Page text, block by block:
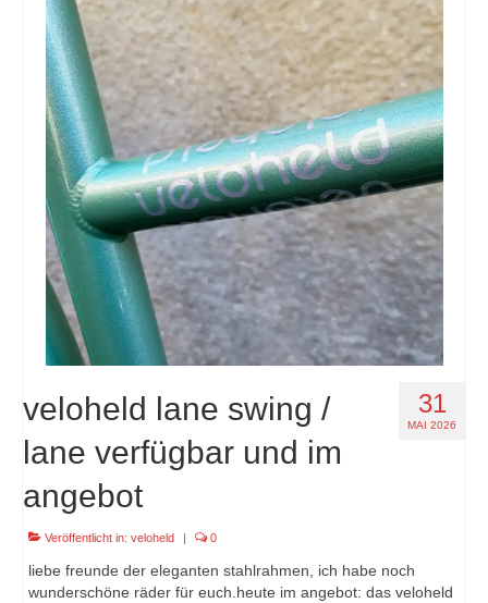
31
MAI 2026
veloheld lane swing /
lane verfügbar und im
angebot
Veröffentlicht in: veloheld 0
liebe freunde der eleganten stahlrahmen, ich habe noch
wunderschöne räder für euch.heute im angebot: das veloheld